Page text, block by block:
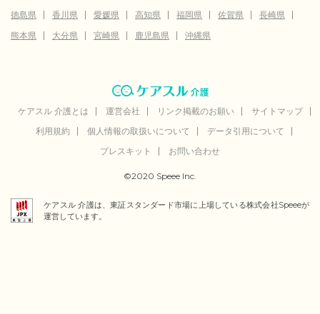
徳島県
香川県 愛媛県 高知県 福岡県 佐賀県
長崎県
熊本県
大分県 宮崎県 鹿児島県 沖縄県
ケアスル 介護とは 運営会社 リンク掲載のお願い
サイトマップ
利用規約
個人情報の取扱いについて
データ引用について
プレスキット
お問い合わせ
©2020 Speee Inc.
ケアスル 介護は、東証スタンダード市場に上場している株式会社Speeeが
運営しています。